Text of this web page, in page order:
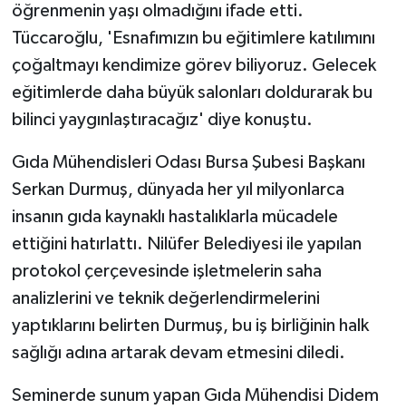
öğrenmenin yaşı olmadığını ifade etti.
Tüccaroğlu, 'Esnafımızın bu eğitimlere katılımını
çoğaltmayı kendimize görev biliyoruz. Gelecek
eğitimlerde daha büyük salonları doldurarak bu
bilinci yaygınlaştıracağız' diye konuştu.
Gıda Mühendisleri Odası Bursa Şubesi Başkanı
Serkan Durmuş, dünyada her yıl milyonlarca
insanın gıda kaynaklı hastalıklarla mücadele
ettiğini hatırlattı. Nilüfer Belediyesi ile yapılan
protokol çerçevesinde işletmelerin saha
analizlerini ve teknik değerlendirmelerini
yaptıklarını belirten Durmuş, bu iş birliğinin halk
sağlığı adına artarak devam etmesini diledi.
Seminerde sunum yapan Gıda Mühendisi Didem